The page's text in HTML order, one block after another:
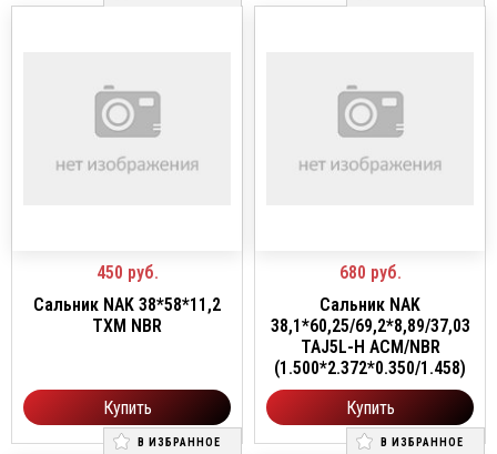
450 руб.
Сальник NAK 38*58*11,2
TXM NBR
Купить
680 руб.
Сальник NAK
38,1*60,25/69,2*8,89/37,03
TAJ5L-H ACM/NBR
(1.500*2.372*0.350/1.458)
Купить
В ИЗБРАННОЕ В ИЗБРАННОЕ